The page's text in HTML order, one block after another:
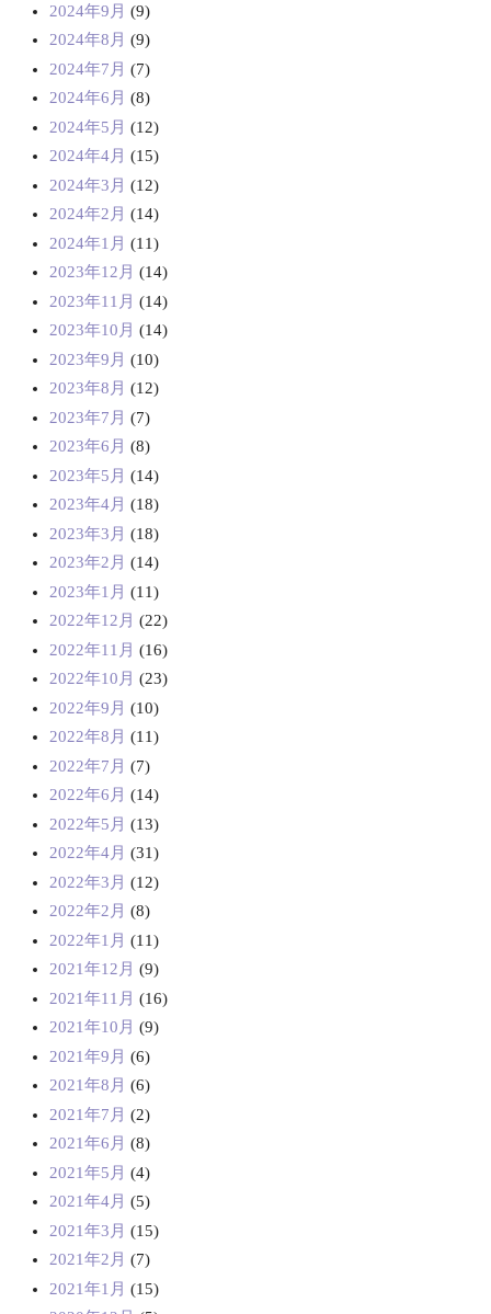
2024年9月 (9)
2024年8月 (9)
2024年7月 (7)
2024年6月 (8)
2024年5月 (12)
2024年4月 (15)
2024年3月 (12)
2024年2月 (14)
2024年1月 (11)
2023年12月 (14)
2023年11月 (14)
2023年10月 (14)
2023年9月 (10)
2023年8月 (12)
2023年7月 (7)
2023年6月 (8)
2023年5月 (14)
2023年4月 (18)
2023年3月 (18)
2023年2月 (14)
2023年1月 (11)
2022年12月 (22)
2022年11月 (16)
2022年10月 (23)
2022年9月 (10)
2022年8月 (11)
2022年7月 (7)
2022年6月 (14)
2022年5月 (13)
2022年4月 (31)
2022年3月 (12)
2022年2月 (8)
2022年1月 (11)
2021年12月 (9)
2021年11月 (16)
2021年10月 (9)
2021年9月 (6)
2021年8月 (6)
2021年7月 (2)
2021年6月 (8)
2021年5月 (4)
2021年4月 (5)
2021年3月 (15)
2021年2月 (7)
2021年1月 (15)